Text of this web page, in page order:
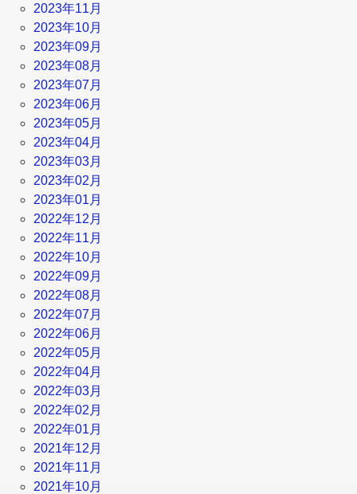
2023年11月
2023年10月
2023年09月
2023年08月
2023年07月
2023年06月
2023年05月
2023年04月
2023年03月
2023年02月
2023年01月
2022年12月
2022年11月
2022年10月
2022年09月
2022年08月
2022年07月
2022年06月
2022年05月
2022年04月
2022年03月
2022年02月
2022年01月
2021年12月
2021年11月
2021年10月